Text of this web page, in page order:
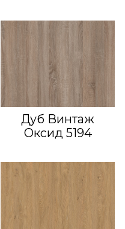
Дуб Винтаж
Оксид 5194